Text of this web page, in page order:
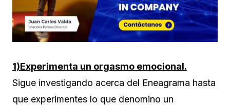
1)Experimenta un orgasmo emocional.
Sigue investigando acerca del Eneagrama hasta
que experimentes lo que denomino un